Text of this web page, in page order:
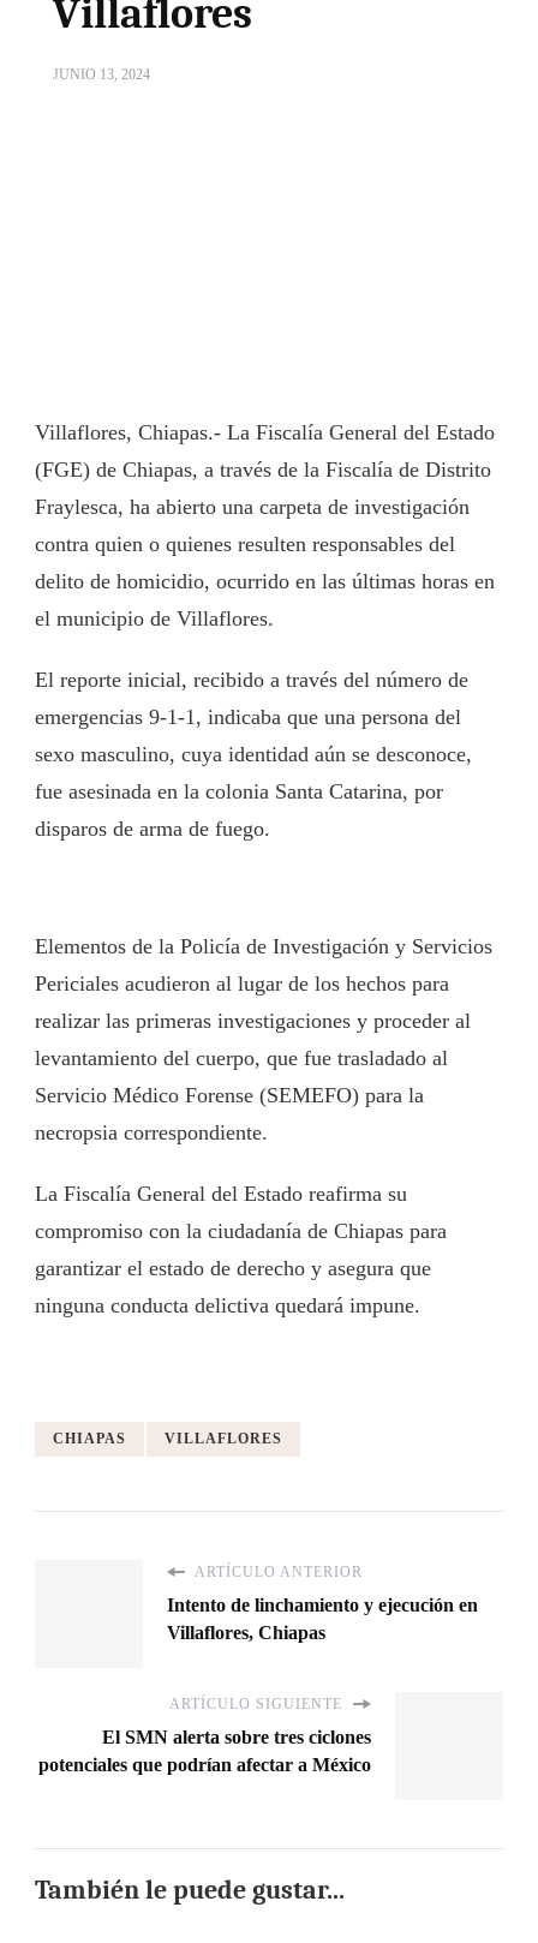
Villaflores
JUNIO 13, 2024
Villaflores, Chiapas.- La Fiscalía General del Estado
(FGE) de Chiapas, a través de la Fiscalía de Distrito
Fraylesca, ha abierto una carpeta de investigación
contra quien o quienes resulten responsables del
delito de homicidio, ocurrido en las últimas horas en
el municipio de Villaflores.
El reporte inicial, recibido a través del número de
emergencias 9-1-1, indicaba que una persona del
sexo masculino, cuya identidad aún se desconoce,
fue asesinada en la colonia Santa Catarina, por
disparos de arma de fuego.
Elementos de la Policía de Investigación y Servicios
Periciales acudieron al lugar de los hechos para
realizar las primeras investigaciones y proceder al
levantamiento del cuerpo, que fue trasladado al
Servicio Médico Forense (SEMEFO) para la
necropsia correspondiente.
La Fiscalía General del Estado reafirma su
compromiso con la ciudadanía de Chiapas para
garantizar el estado de derecho y asegura que
ninguna conducta delictiva quedará impune.
CHIAPAS VILLAFLORES
ARTÍCULO ANTERIOR
Intento de linchamiento y ejecución en
Villaflores, Chiapas
ARTÍCULO SIGUIENTE
El SMN alerta sobre tres ciclones
potenciales que podrían afectar a México
También le puede gustar...